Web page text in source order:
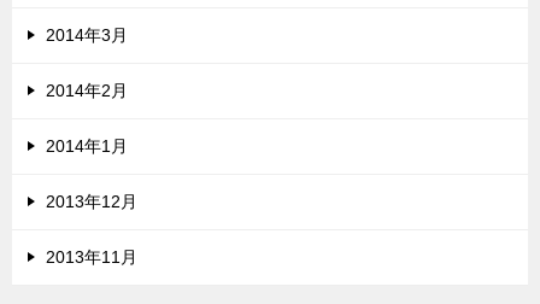
2014年3月
2014年2月
2014年1月
2013年12月
2013年11月